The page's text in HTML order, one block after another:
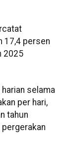
17,4 persen
2025
selama
per hari,
tahun